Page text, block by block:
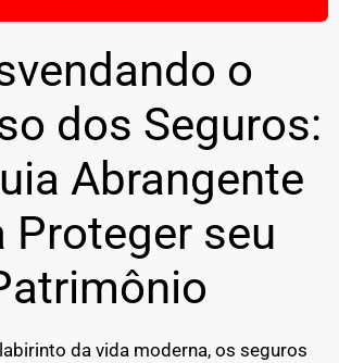
o
dos Seguros:
Abrangente
Proteger seu
da vida moderna, os seguros